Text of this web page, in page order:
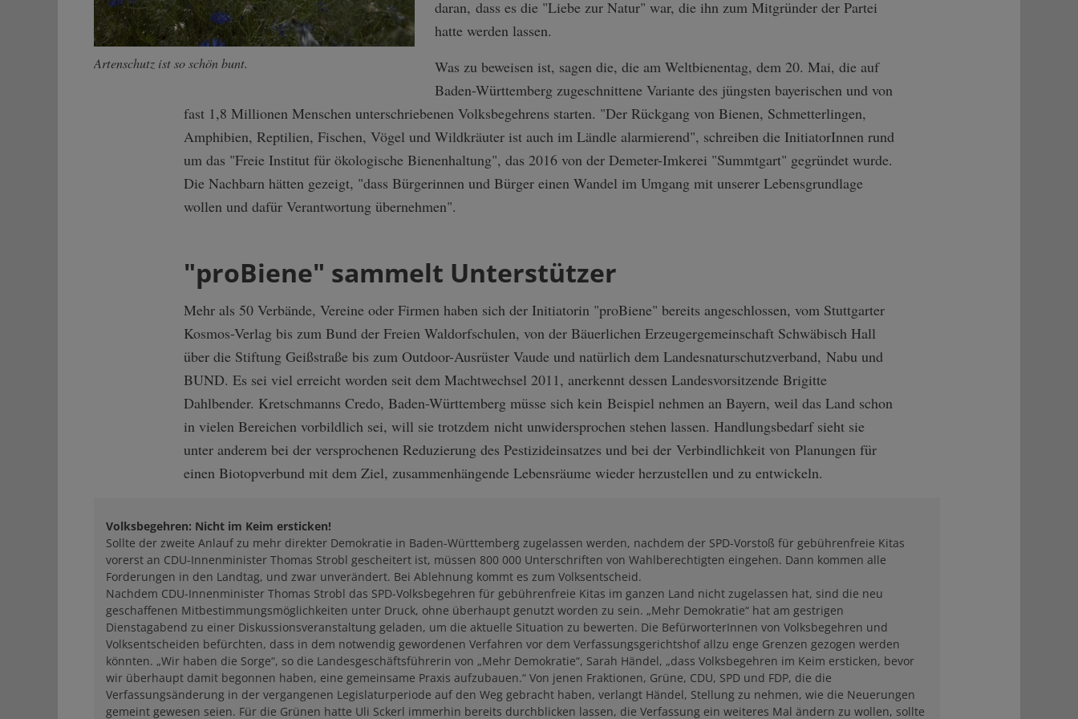
Artenschutz ist so schön bunt.
daran, dass es die "Liebe zur Natur" war, die ihn zum Mitgründer der Partei
hatte werden lassen.
Was zu beweisen ist, sagen die, die am Weltbienentag, dem 20. Mai, die auf
Baden-Württemberg zugeschnittene Variante des jüngsten bayerischen und von
fast 1,8 Millionen Menschen unterschriebenen Volksbegehrens starten. "Der Rückgang von Bienen, Schmetterlingen,
Amphibien, Reptilien, Fischen, Vögel und Wildkräuter ist auch im Ländle alarmierend", schreiben die InitiatorInnen rund
um das "Freie Institut für ökologische Bienenhaltung", das 2016 von der Demeter-Imkerei "Summtgart" gegründet wurde.
Die Nachbarn hätten gezeigt, "dass Bürgerinnen und Bürger einen Wandel im Umgang mit unserer Lebensgrundlage
wollen und dafür Verantwortung übernehmen".
"proBiene" sammelt Unterstützer
Mehr als 50 Verbände, Vereine oder Firmen haben sich der Initiatorin "proBiene" bereits angeschlossen, vom Stuttgarter
Kosmos-Verlag bis zum Bund der Freien Waldorfschulen, von der Bäuerlichen Erzeugergemeinschaft Schwäbisch Hall
über die Stiftung Geißstraße bis zum Outdoor-Ausrüster Vaude und natürlich dem Landesnaturschutzverband, Nabu und
BUND. Es sei viel erreicht worden seit dem Machtwechsel 2011, anerkennt dessen Landesvorsitzende Brigitte
Dahlbender. Kretschmanns Credo, Baden-Württemberg müsse sich kein Beispiel nehmen an Bayern, weil das Land schon
in vielen Bereichen vorbildlich sei, will sie trotzdem nicht unwidersprochen stehen lassen. Handlungsbedarf sieht sie
unter anderem bei der versprochenen Reduzierung des Pestizideinsatzes und bei der Verbindlichkeit von Planungen für
einen Biotopverbund mit dem Ziel, zusammenhängende Lebensräume wieder herzustellen und zu entwickeln.
Volksbegehren: Nicht im Keim ersticken!
Sollte der zweite Anlauf zu mehr direkter Demokratie in Baden-Württemberg zugelassen werden, nachdem der SPD-Vorstoß für gebührenfreie Kitas
vorerst an CDU-Innenminister Thomas Strobl gescheitert ist, müssen 800 000 Unterschriften von Wahlberechtigten eingehen. Dann kommen alle
Forderungen in den Landtag, und zwar unverändert. Bei Ablehnung kommt es zum Volksentscheid.
Nachdem CDU-Innenminister Thomas Strobl das SPD-Volksbegehren für gebührenfreie Kitas im ganzen Land nicht zugelassen hat, sind die neu
geschaffenen Mitbestimmungsmöglichkeiten unter Druck, ohne überhaupt genutzt worden zu sein. „Mehr Demokratie“ hat am gestrigen
Dienstagabend zu einer Diskussionsveranstaltung geladen, um die aktuelle Situation zu bewerten. Die BefürworterInnen von Volksbegehren und
Volksentscheiden befürchten, dass in dem notwendig gewordenen Verfahren vor dem Verfassungsgerichtshof allzu enge Grenzen gezogen werden
könnten. „Wir haben die Sorge“, so die Landesgeschäftsführerin von „Mehr Demokratie“, Sarah Händel, „dass Volksbegehren im Keim ersticken, bevor
wir überhaupt damit begonnen haben, eine gemeinsame Praxis aufzubauen.“ Von jenen Fraktionen, Grüne, CDU, SPD und FDP, die die
Verfassungsänderung in der vergangenen Legislaturperiode auf den Weg gebracht haben, verlangt Händel, Stellung zu nehmen, wie die Neuerungen
gemeint gewesen seien. Für die Grünen hatte Uli Sckerl immerhin bereits durchblicken lassen, die Verfassung ein weiteres Mal ändern zu wollen, sollte